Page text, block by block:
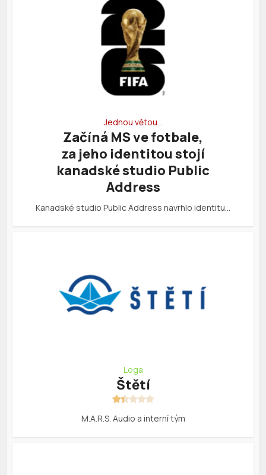
Jednou větou…
Začíná MS ve fotbale,
za jeho identitou stojí
kanadské studio Public
Address
Kanadské studio Public Address navrhlo identitu…
Loga
Štětí
M.A.R.S. Audio a interní tým